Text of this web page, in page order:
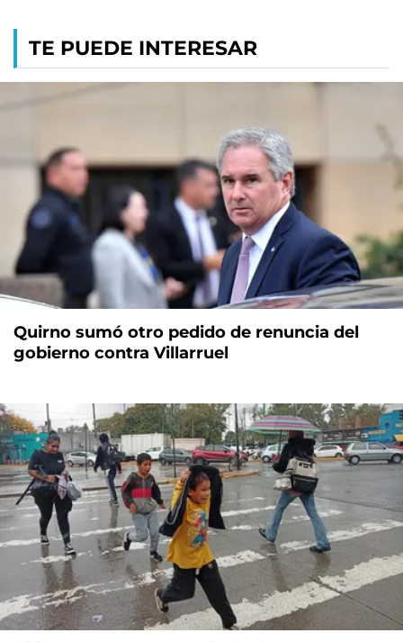
TE PUEDE INTERESAR
Quirno sumó otro pedido de renuncia del
gobierno contra Villarruel